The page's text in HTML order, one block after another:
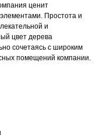
ценит
Простота и
и
цвет дерева
сочетаясь с широким
помещений компании.